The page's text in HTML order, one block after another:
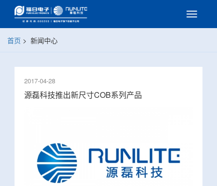
首页 > 新闻中心
2017-04-28
源磊科技推出新尺寸COB系列产品